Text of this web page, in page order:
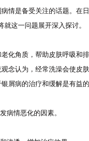
情是备受关注的话题。在
这一问题展开深入探讨。
化角质，帮助皮肤呼吸和
念认为，经常洗澡会使皮
屑病的治疗和缓解是有益的
情恶化的因素。